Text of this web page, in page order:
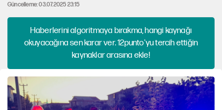
Güncelleme: 03.07.2025 23:15
Haberlerini algoritmaya bırakma, hangi kaynağı
okuyacağına sen karar ver. 12punto'yu tercih ettiğin
kaynaklar arasına ekle!